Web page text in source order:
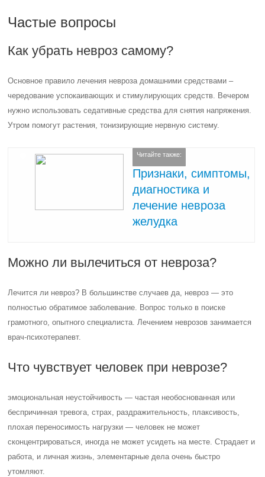
Частые вопросы
Как убрать невроз самому?
Основное правило лечения невроза домашними средствами –
чередование успокаивающих и стимулирующих средств. Вечером
нужно использовать седативные средства для снятия напряжения.
Утром помогут растения, тонизирующие нервную систему.
Читайте также:
Признаки, симптомы,
диагностика и
лечение невроза
желудка
Можно ли вылечиться от невроза?
Лечится ли невроз? В большинстве случаев да, невроз — это
полностью обратимое заболевание. Вопрос только в поиске
грамотного, опытного специалиста. Лечением неврозов занимается
врач-психотерапевт.
Что чувствует человек при неврозе?
эмоциональная неустойчивость — частая необоснованная или
беспричинная тревога, страх, раздражительность, плаксивость,
плохая переносимость нагрузки — человек не может
сконцентрироваться, иногда не может усидеть на месте. Страдает и
работа, и личная жизнь, элементарные дела очень быстро
утомляют.